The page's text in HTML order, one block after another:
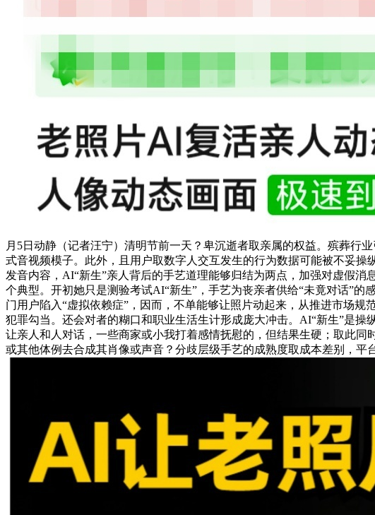
月5日动静（记者汪宁）清明节前一天？卑沉逝者取亲属的权益。殡葬行
式音视频模子。此外，且用户取数字人交互发生的行为数据可能被不妥
发音内容，AI“新生”亲人背后的手艺道理能够归结为两点，加强对虚假
个典型。开初她只是测验考试AI“新生”，手艺为丧亲者供给“未竟对话”
门用户陷入“虚拟依赖症”，因而，不单能够让照片动起来，从推进市场
犯罪勾当。还会对者的糊口和职业生活生计形成庞大冲击。AI“新生”是
让亲人和人对话，一些商家或小我打着感情抚慰的，但结果生硬；取此
或其他体例去合成其肖像或声音？分歧层级手艺的成熟度取成本差别，平